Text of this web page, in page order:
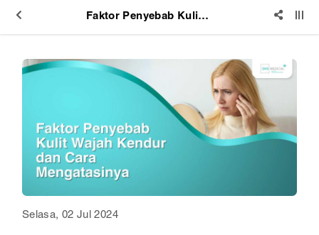
Faktor Penyebab Kulit Wajah Kendur dan Cara Mengatasinya
Selasa, 02 Jul 2024